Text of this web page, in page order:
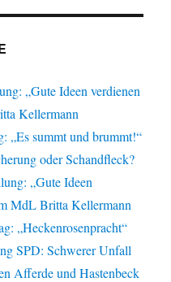
„Gute Ideen verdienen
Kellermann
„Es summt und brummt!“
oder Schandfleck?
„Gute Ideen
MdL Britta Kellermann
„Heckenrosenpracht“
SPD: Schwerer Unfall
Afferde und Hastenbeck